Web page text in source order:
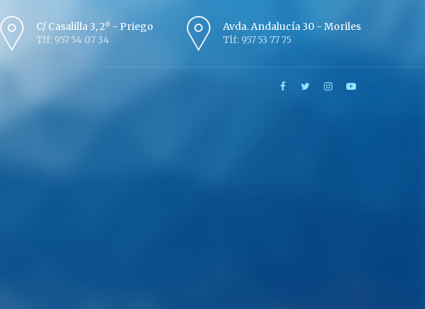
C/ Casalilla 3, 2º - Priego
Tlf: 957 54 07 34
Avda. Andalucía 30 - Moriles
Tlf: 957 53 77 75